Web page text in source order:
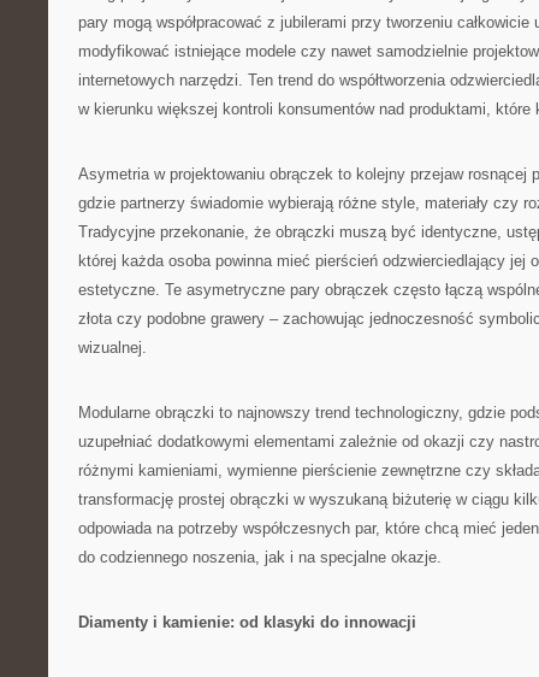
pary mogą współpracować z jubilerami przy tworzeniu całkowicie
modyfikować istniejące modele czy nawet samodzielnie
internetowych narzędzi. Ten trend do współtworzenia
w kierunku większej kontroli konsumentów nad produktami, które
Asymetria w projektowaniu obrączek to kolejny przejaw rosnącej
gdzie partnerzy świadomie wybierają różne style, materiały czy
Tradycyjne przekonanie, że obrączki muszą być identyczne,
której każda osoba powinna mieć pierścień odzwierciedlający jej
estetyczne. Te asymetryczne pary obrączek często łączą
złota czy podobne grawery – zachowując jednoczesność
wizualnej.
Modularne obrączki to najnowszy trend technologiczny, gdzie
uzupełniać dodatkowymi elementami zależnie od okazji czy
różnymi kamieniami, wymienne pierścienie zewnętrzne czy
transformację prostej obrączki w wyszukaną biżuterię w ciągu
odpowiada na potrzeby współczesnych par, które chcą mieć
do codziennego noszenia, jak i na specjalne okazje.
Diamenty i kamienie: od klasyki do innowacji